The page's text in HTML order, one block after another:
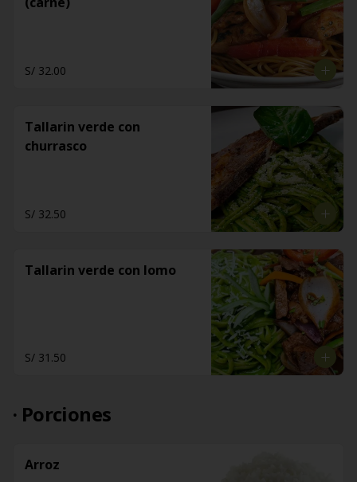
S/ 32.00
Tallarin verde con
churrasco
S/ 32.50
Tallarin verde con lomo
S/ 31.50
· Porciones
Arroz